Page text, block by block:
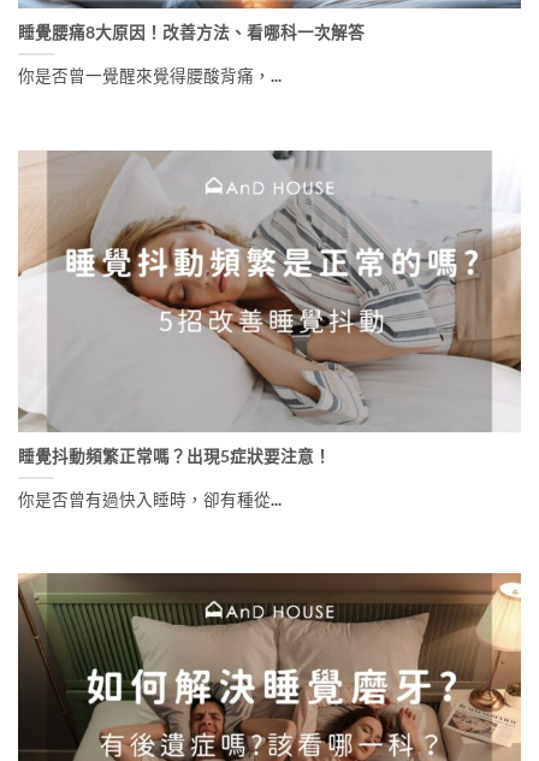
睡覺腰痛8大原因！改善方法、看哪科一次解答
你是否曾一覺醒來覺得腰酸背痛，...
睡覺抖動頻繁正常嗎？出現5症狀要注意！
你是否曾有過快入睡時，卻有種從...